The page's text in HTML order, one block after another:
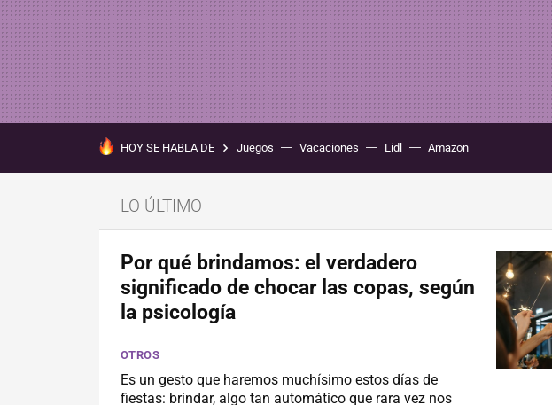
HOY SE HABLA DE Juegos Vacaciones Lidl Amazon
LO ÚLTIMO
Por qué brindamos: el verdadero
significado de chocar las copas, según
la psicología
OTROS
Es un gesto que haremos muchísimo estos días de
fiestas: brindar, algo tan automático que rara vez nos